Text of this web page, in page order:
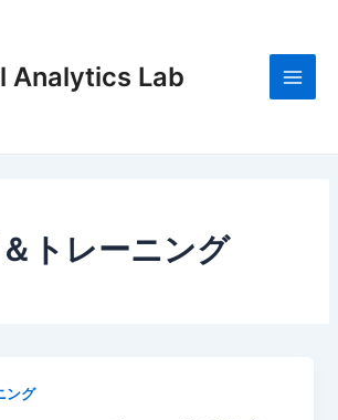
Analytics Lab
トレーニング
ング